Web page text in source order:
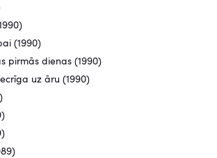
(1990)
pirmās dienas (1990)
uz āru (1990)